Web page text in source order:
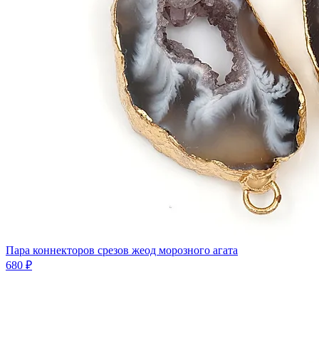
Пара коннекторов срезов жеод морозного агата
680 ₽